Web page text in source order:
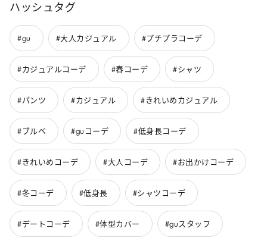
ハッシュタグ
#gu #大人カジュアル #プチプラコーデ
#カジュアルコーデ #春コーデ #シャツ
#パンツ #カジュアル #きれいめカジュアル
#ブルベ #guコーデ #低身長コーデ
#きれいめコーデ #大人コーデ #お出かけコーデ
#冬コーデ #低身長 #シャツコーデ
#デートコーデ #体型カバー #guスタッフ